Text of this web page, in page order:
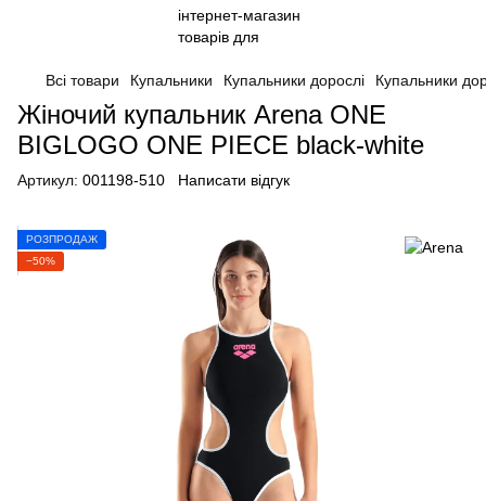
Всі товари Купальники Купальники дорослі Купальники
Жіночий купальник Arena ONE
BIGLOGO ONE PIECE black-white
Артикул: 001198-510 Написати відгук
РОЗПРОДАЖ
−50%